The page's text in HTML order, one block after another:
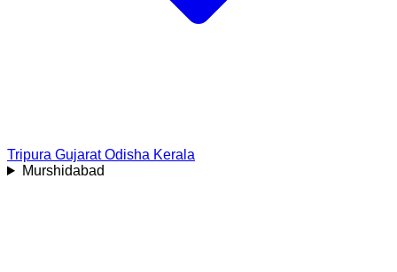
Tripura Gujarat Odisha Kerala
Murshidabad